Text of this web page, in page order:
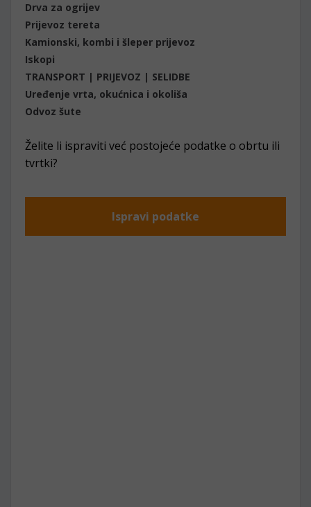
Drva za ogrijev
Prijevoz tereta
Kamionski, kombi i šleper prijevoz
Iskopi
TRANSPORT | PRIJEVOZ | SELIDBE
Uređenje vrta, okućnica i okoliša
Odvoz šute
Želite li ispraviti već postojeće podatke o obrtu ili
tvrtki?
Ispravi podatke